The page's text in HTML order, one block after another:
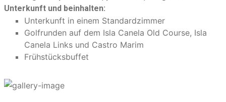
Unterkunft und beinhalten:
Unterkunft in einem Standardzimmer
Golfrunden auf dem Isla Canela Old Course, Isla
Canela Links und Castro Marim
Frühstücksbuffet